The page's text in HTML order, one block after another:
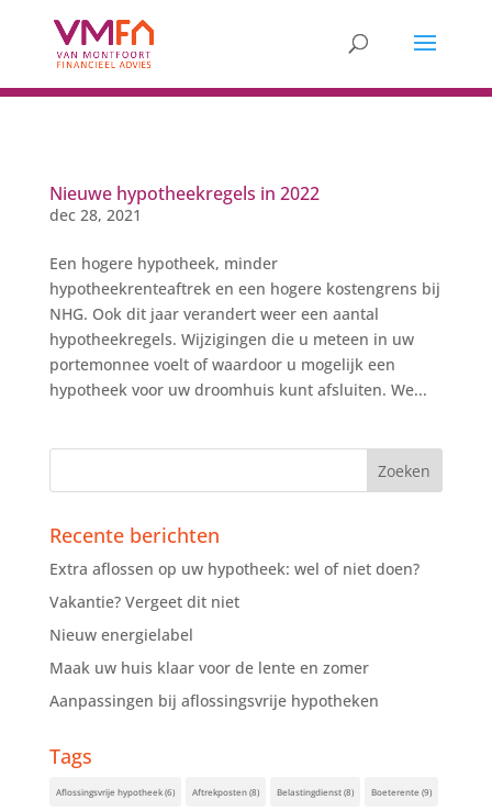
Nieuwe hypotheekregels in 2022
dec 28, 2021
Een hogere hypotheek, minder
hypotheekrenteaftrek en een hogere kostengrens bij
NHG. Ook dit jaar verandert weer een aantal
hypotheekregels. Wijzigingen die u meteen in uw
portemonnee voelt of waardoor u mogelijk een
hypotheek voor uw droomhuis kunt afsluiten. We...
Recente berichten
Extra aflossen op uw hypotheek: wel of niet doen?
Vakantie? Vergeet dit niet
Nieuw energielabel
Maak uw huis klaar voor de lente en zomer
Aanpassingen bij aflossingsvrije hypotheken
Tags
Aflossingsvrije hypotheek(6) Aftrekposten(8) Belastingdienst(8) Boeterente (9)